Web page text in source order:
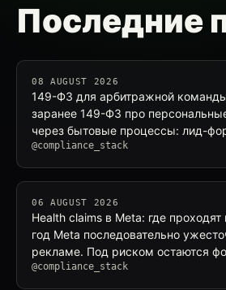
Последние
08 AUGUST 2026
149-ФЗ для арбитражной
заранее 149-ФЗ про
через бытовые процессы: лид-
@compliance_stack
06 AUGUST 2026
Health claims в Meta: где
год Meta последовательно
рекламе. Под риском остаются
@compliance_stack